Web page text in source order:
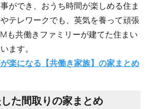
ができ、おうち時間が楽しめる住ま
テレワークでも、英気を養って頑張
も共働きファミリーが建てた住まい
ます。
楽になる【共働き家族】の家まとめ
た間取りの家まとめ